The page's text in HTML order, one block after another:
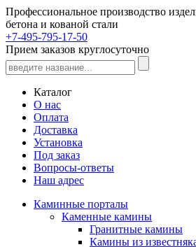
Профессиональное производство
бетона и кованой стали
+7-495-795-17-50
Прием заказов круглосуточно
Каталог
О нас
Оплата
Доставка
Установка
Под заказ
Вопросы-ответы
Наш адрес
Каминные порталы
Каменные камины
Гранитные камины
Камины из